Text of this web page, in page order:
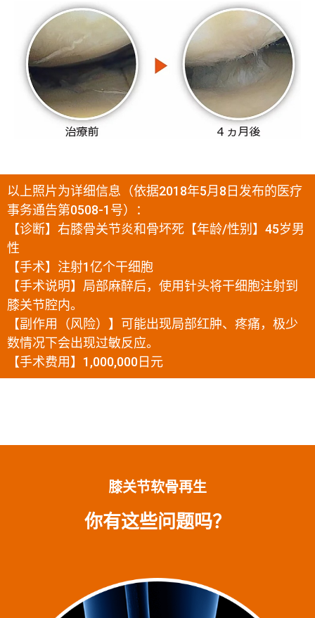
以上照片为详细信息（依据2018年5月8日发布的医疗
事务通告第0508-1号）：
【诊断】右膝骨关节炎和骨坏死【年龄/性别】45岁男
性
【手术】注射1亿个干细胞
【手术说明】局部麻醉后，使用针头将干细胞注射到
膝关节腔内。
【副作用（风险）】可能出现局部红肿、疼痛，极少
数情况下会出现过敏反应。
【手术费用】1,000,000日元
膝关节软骨再生
你有这些问题吗？